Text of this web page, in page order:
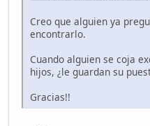
Creo que alguien ya
encontrarlo.
Cuando alguien se coja
hijos, ¿le guardan su
Gracias!!